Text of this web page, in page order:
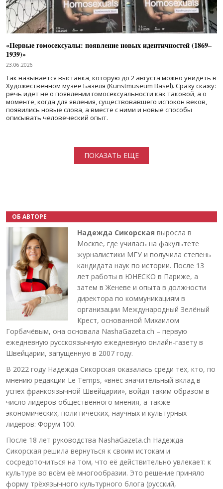
«Первые гомосексуалы: появление новых идентичностей (1869–
1939)»
23.06.2026
Так называется выставка, которую до 2 августа можно увидеть в
Художественном музее Базеля (Kunstmuseum Basel). Сразу скажу:
речь идет не о появлении гомосексуальности как таковой, а о
моменте, когда для явления, существовавшего испокон веков,
появились новые слова, а вместе с ними и новые способы
описывать человеческий опыт.
ПОКАЗАТЬ ЕЩЕ
ОБ АВТОРЕ
Надежда Сикорская выросла в
Москве, где училась на факультете
журналистики МГУ и получила степень
кандидата наук по истории. После 13
лет работы в ЮНЕСКО в Париже, а
затем в Женеве и опыта в должности
директора по коммуникациям в
организации Международный Зелёный
Крест, основанной Михаилом
Горбачёвым, она основала NashaGazeta.ch – первую
ежедневную русскоязычную ежедневную онлайн-газету в
Швейцарии, запущенную в 2007 году.
В 2022 году Надежда Сикорская оказалась среди тех, кто, по
мнению редакции Le Temps, «внёс значительный вклад в
успех франкоязычной Швейцарии», войдя таким образом в
число лидеров общественного мнения, а также
экономических, политических, научных и культурных
лидеров: Форум 100.
После 18 лет руководства NashaGazeta.ch Надежда
Сикорская решила вернуться к своим истокам и
сосредоточиться на том, что её действительно увлекает: к
культуре во всём её многообразии. Это решение приняло
форму трёхязычного культурного блога (русский,